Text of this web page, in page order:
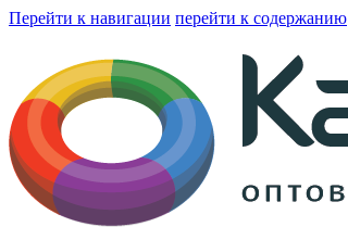
Перейти к навигации перейти к содержанию